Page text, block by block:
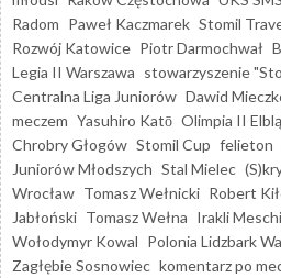
Radom Paweł Kaczmarek Stomil
Rozwój Katowice Piotr Darmochwał
Legia II Warszawa stowarzyszenie
Centralna Liga Juniorów Dawid
meczem Yasuhiro Katō Olimpia II
Chrobry Głogów Stomil Cup felieton
Juniorów Młodszych Stal Mielec
Wrocław Tomasz Wełnicki Robert
Jabłoński Tomasz Wełna Irakli
Wołodymyr Kowal Polonia Lidzbark
Zagłębie Sosnowiec komentarz po